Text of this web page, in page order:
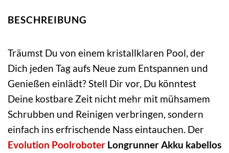
BESCHREIBUNG
Träumst Du von einem kristallklaren Pool, der
Dich jeden Tag aufs Neue zum Entspannen und
Genießen einlädt? Stell Dir vor, Du könntest
Deine kostbare Zeit nicht mehr mit mühsamem
Schrubben und Reinigen verbringen, sondern
einfach ins erfrischende Nass eintauchen. Der
Evolution Poolroboter Longrunner Akku kabellos